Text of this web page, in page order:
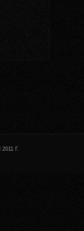
2011 Г.